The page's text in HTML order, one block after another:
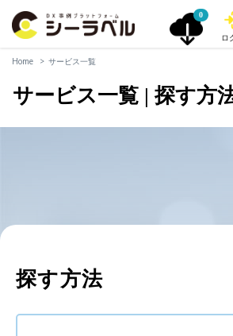
0
ロ
Home サービス一覧
サービス一覧 | 探す方
探す方法